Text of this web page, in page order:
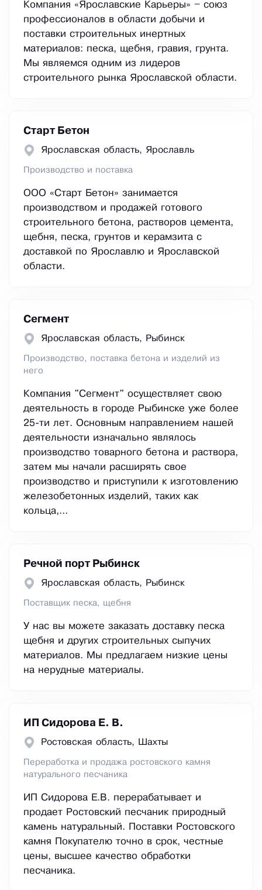
Компания «Ярославские Карьеры» – союз
профессионалов в области добычи и
поставки строительных инертных
материалов: песка, щебня, гравия, грунта.
Мы являемся одним из лидеров
строительного рынка Ярославской области.
Старт Бетон
Ярославская область, Ярославль
Производство и поставка
ООО «Старт Бетон» занимается
производством и продажей готового
строительного бетона, растворов цемента,
щебня, песка, грунтов и керамзита с
доставкой по Ярославлю и Ярославской
области.
Сегмент
Ярославская область, Рыбинск
Производство, поставка бетона и изделий из
него
Компания "Сегмент" осуществляет свою
деятельность в городе Рыбинске уже более
25-ти лет. Основным направлением нашей
деятельности изначально являлось
производство товарного бетона и раствора,
затем мы начали расширять свое
производство и приступили к изготовлению
железобетонных изделий, таких как
кольца,...
Речной порт Рыбинск
Ярославская область, Рыбинск
Поставщик песка, щебня
У нас вы можете заказать доставку песка
щебня и других строительных сыпучих
материалов. Мы предлагаем низкие цены
на нерудные материалы.
ИП Сидорова Е. В.
Ростовская область, Шахты
Переработка и продажа ростовского камня
натурального песчаника
ИП Сидорова Е.В. перерабатывает и
продает Ростовский песчаник природный
камень натуральный. Поставки Ростовского
камня Покупателю точно в срок, честные
цены, высшее качество обработки
песчаника.